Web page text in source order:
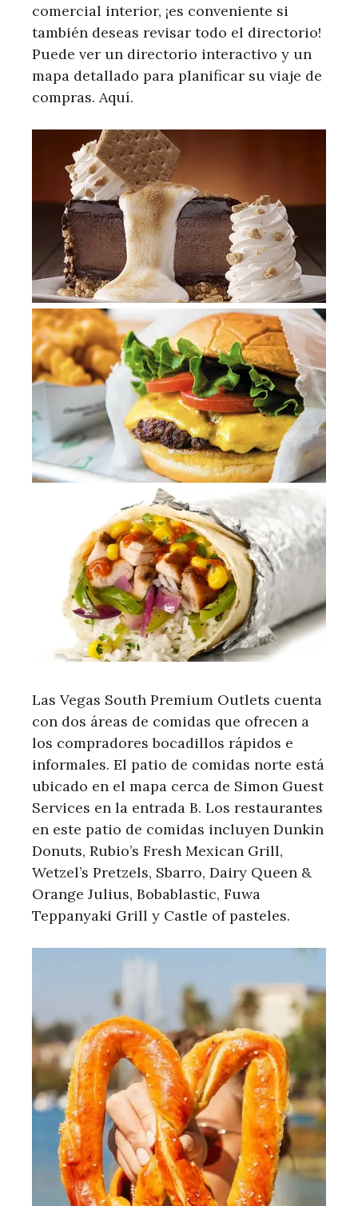
comercial interior, ¡es conveniente si
también deseas revisar todo el directorio!
Puede ver un directorio interactivo y un
mapa detallado para planificar su viaje de
compras. Aquí.
Las Vegas South Premium Outlets cuenta
con dos áreas de comidas que ofrecen a
los compradores bocadillos rápidos e
informales. El patio de comidas norte está
ubicado en el mapa cerca de Simon Guest
Services en la entrada B. Los restaurantes
en este patio de comidas incluyen Dunkin
Donuts, Rubio’s Fresh Mexican Grill,
Wetzel’s Pretzels, Sbarro, Dairy Queen &
Orange Julius, Bobablastic, Fuwa
Teppanyaki Grill y Castle of pasteles.